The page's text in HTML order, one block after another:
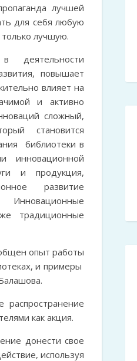
лучшей
для себя любую
лучшую.
деятельности
повышает
влияет на
и активно
сложный,
становится
библиотеки в
инновационной
и продукция,
развитие
Инновационные
традиционные
опыт работы
и примеры
как акция.
донести свое
используя